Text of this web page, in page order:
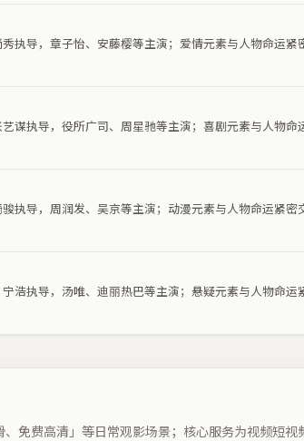
执导，章子怡、安藤樱等主演；爱情元素与人物命运紧
谋执导，役所广司、周星驰等主演；喜剧元素与人物命
执导，周润发、吴京等主演；动漫元素与人物命运紧密
浩执导，汤唯、迪丽热巴等主演；悬疑元素与人物命运
免费高清」等日常观影场景；核心服务为视频短